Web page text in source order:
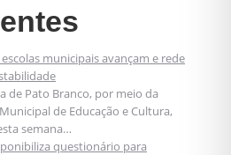
escolas municipais avançam e rede
de Pato Branco, por meio da
de Educação e Cultura,
semana…
questionário para